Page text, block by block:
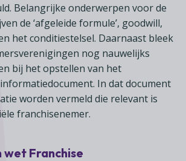
Belangrijke onderwerpen voor de
de ‘afgeleide formule’, goodwill,
het conditiestelsel. Daarnaast bleek
nog nauwelijks
bij het opstellen van het
In dat document
worden vermeld die relevant is
franchisenemer.
wet Franchise